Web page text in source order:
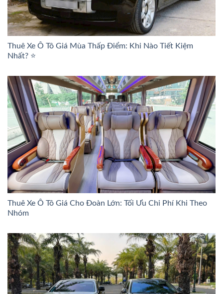
Thuê Xe Ô Tô Giá Mùa Thấp Điểm: Khi Nào Tiết Kiệm
Nhất? ⭐
Thuê Xe Ô Tô Giá Cho Đoàn Lớn: Tối Ưu Chi Phí Khi Theo
Nhóm